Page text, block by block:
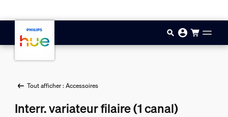
Tout afficher : Accessoires
Interr. variateur filaire (1 canal)